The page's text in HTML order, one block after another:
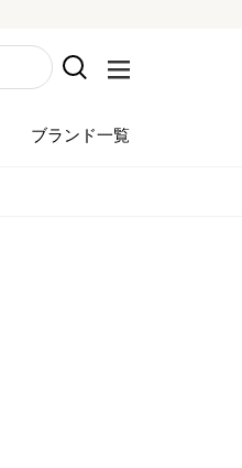
ブランド一覧